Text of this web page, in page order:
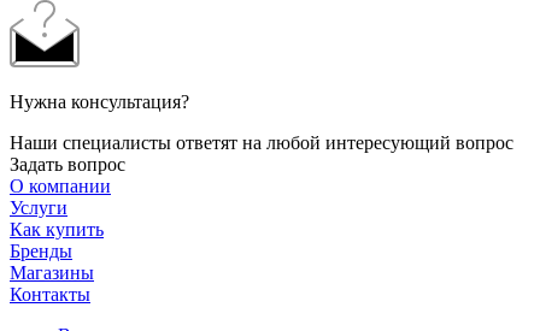
Нужна консультация?
Наши специалисты ответят на любой интересующий вопрос
Задать вопрос
О компании
Услуги
Как купить
Бренды
Магазины
Контакты